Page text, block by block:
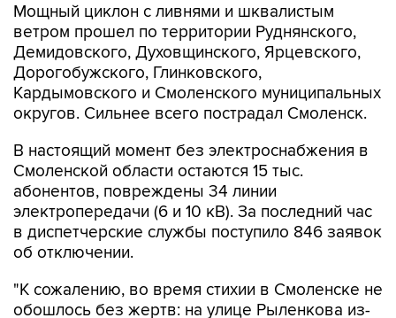
Мощный циклон с ливнями и шквалистым
ветром прошел по территории Руднянского,
Демидовского, Духовщинского, Ярцевского,
Дорогобужского, Глинковского,
Кардымовского и Смоленского муниципальных
округов. Сильнее всего пострадал Смоленск.
В настоящий момент без электроснабжения в
Смоленской области остаются 15 тыс.
абонентов, повреждены 34 линии
электропередачи (6 и 10 кВ). За последний час
в диспетчерские службы поступило 846 заявок
об отключении.
"К сожалению, во время стихии в Смоленске не
обошлось без жертв: на улице Рыленкова из-